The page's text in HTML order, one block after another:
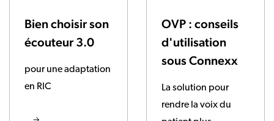
Bien choisir son
écouteur 3.0
pour une adaptation
en RIC
OVP : conseils
d'utilisation
sous Connexx
La solution pour
rendre la voix du